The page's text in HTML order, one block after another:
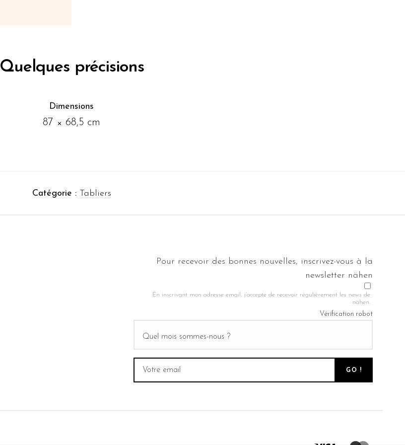
Quelques précisions
Dimensions
87 × 68,5 cm
Catégorie : Tabliers
Pour recevoir des bonnes nouvelles, inscrivez-vous à la
newsletter nähen
En inscrivant mon adresse email, j’accepte de recevoir régulièrement les news de
nähen.
Vérification robot